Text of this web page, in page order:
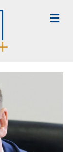
M
E